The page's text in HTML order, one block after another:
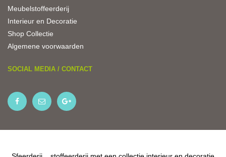
Meubelstoffeerderij
Interieur en Decoratie
Shop Collectie
Algemene voorwaarden
SOCIAL MEDIA / CONTACT